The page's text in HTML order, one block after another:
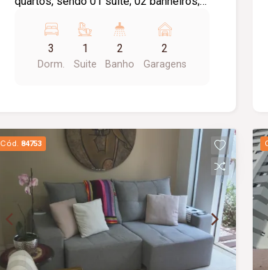
vagas de garagem; O condomínio
oferece: Piscina; Academia; Salão de
festas; Espaço gourmet; Playground;
área de lazer completa, proporcionando
conforto, segurança e qualidade de
vida.
3
Dorm.
1
Suite
2
Banho
2
Garagens
Cód. 84753